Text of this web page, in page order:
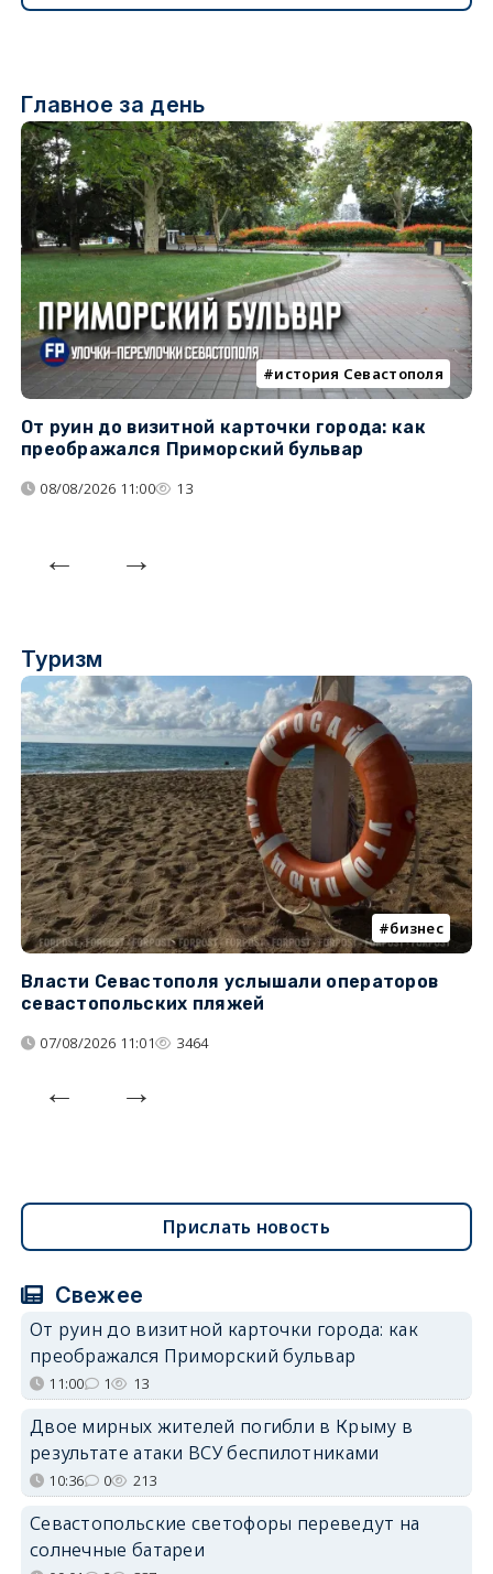
Главное за день
история Севастополя
От руин до визитной карточки города: как
преображался Приморский бульвар
08/08/2026 11:00 13
Туризм
бизнес
Власти Севастополя услышали операторов
севастопольских пляжей
07/08/2026 11:01 3464
Прислать новость
Свежее
От руин до визитной карточки города: как
преображался Приморский бульвар
11:00 1 13
Двое мирных жителей погибли в Крыму в
результате атаки ВСУ беспилотниками
10:36 0 213
Севастопольские светофоры переведут на
солнечные батареи